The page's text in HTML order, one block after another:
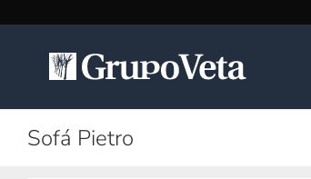
contenido
Sofá Pietro